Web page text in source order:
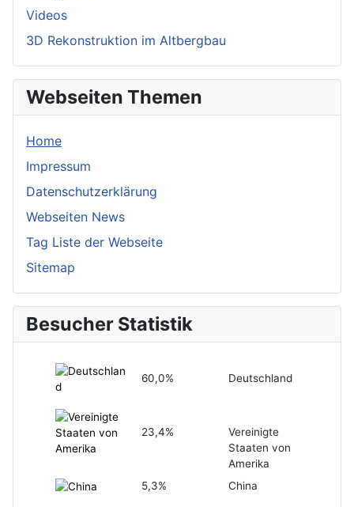
Videos
3D Rekonstruktion im Altbergbau
Webseiten Themen
Home
Impressum
Datenschutzerklärung
Webseiten News
Tag Liste der Webseite
Sitemap
Besucher Statistik
60,0% Deutschland
23,4%
Vereinigte
Staaten von
Amerika
5,3%
China